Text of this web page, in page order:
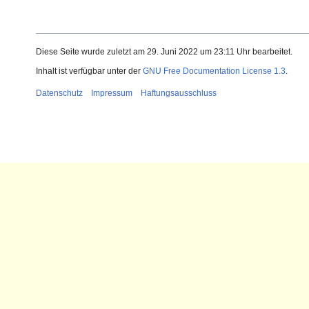
Diese Seite wurde zuletzt am 29. Juni 2022 um 23:11 Uhr bearbeitet.
Inhalt ist verfügbar unter der GNU Free Documentation License 1.3
Datenschutz Impressum Haftungsausschluss